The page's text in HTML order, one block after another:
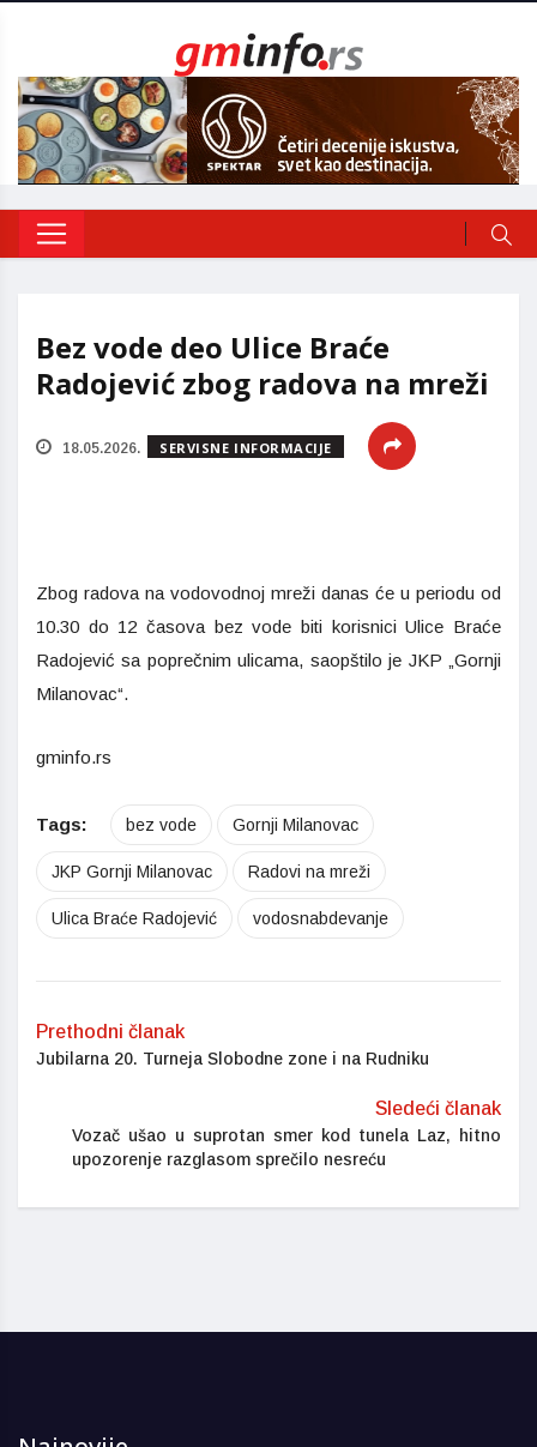
Bez vode deo Ulice Braće
Radojević zbog radova na mreži
18.05.2026. SERVISNE INFORMACIJE
Zbog radova na vodovodnoj mreži danas će u periodu od
10.30 do 12 časova bez vode biti korisnici Ulice Braće
Radojević sa poprečnim ulicama, saopštilo je JKP „Gornji
Milanovac“.
gminfo.rs
Tags: bez vode Gornji Milanovac
JKP Gornji Milanovac Radovi na mreži
Ulica Braće Radojević vodosnabdevanje
Prethodni članak
Jubilarna 20. Turneja Slobodne zone i na Rudniku
Sledeći članak
Vozač ušao u suprotan smer kod tunela Laz, hitno
upozorenje razglasom sprečilo nesreću